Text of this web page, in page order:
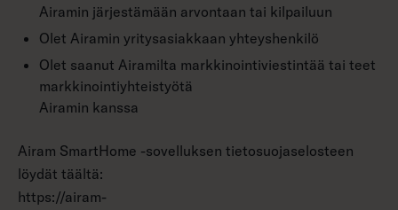
Airamin järjestämään arvontaan tai kilpailuun
Olet Airamin yritysasiakkaan yhteyshenkilö
Olet saanut Airamilta markkinointiviestintää tai teet
markkinointiyhteistyötä
Airamin kanssa
Airam SmartHome -sovelluksen tietosuojaselosteen
löydät täältä:
https://airam-